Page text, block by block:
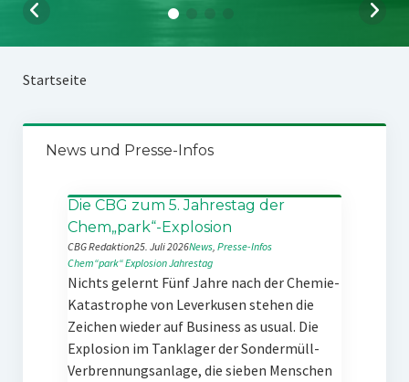
Startseite
News und Presse-Infos
Die CBG zum 5. Jahrestag der
Chem„park“-Explosion
CBG Redaktion25. Juli 2026News, Presse-Infos
Chem“park“ExplosionJahrestag
Nichts gelernt Fünf Jahre nach der Chemie-
Katastrophe von Leverkusen stehen die
Zeichen wieder auf Business as usual. Die
Explosion im Tanklager der Sondermüll-
Verbrennungsanlage, die sieben Menschen